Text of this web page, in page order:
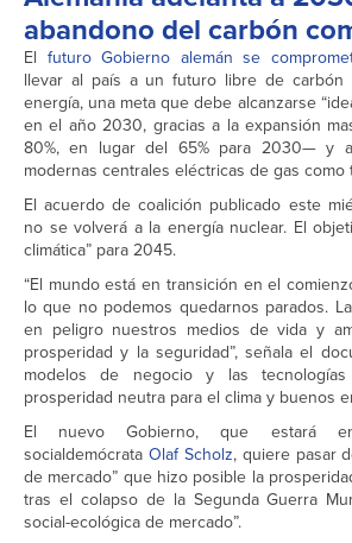
abandono del carbón
El futuro Gobierno alemán se
llevar al país a un futuro libre de
energía, una meta que debe alcanzarse
en el año 2030, gracias a la expansión
80%, en lugar del 65% para 2030— y
modernas centrales eléctricas de gas
El acuerdo de coalición publicado este
no se volverá a la energía nuclear. El
climática” para 2045.
“El mundo está en transición en el
lo que no podemos quedarnos parados.
en peligro nuestros medios de vida y
prosperidad y la seguridad”, señala el
modelos de negocio y las
prosperidad neutra para el clima y buenos
El nuevo Gobierno, que estará
socialdemócrata Olaf Scholz, quiere pasar
de mercado” que hizo posible la
tras el colapso de la Segunda Guerra
social-ecológica de mercado”.